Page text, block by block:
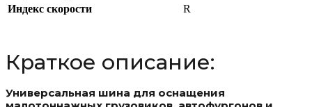
Индекс скорости
R
Краткое описание:
Универсальная шина для оснащения